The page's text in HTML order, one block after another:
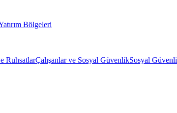
Bölgeleri
RuhsatlarÇalışanlar ve Sosyal GüvenlikSosyal